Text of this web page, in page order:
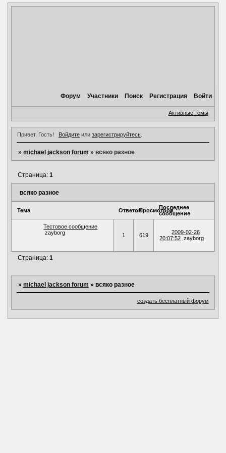
Форум Участники Поиск Регистрация Войти
Активные темы
Привет, Гость! Войдитеили зарегистрируйтесь.
» michael jackson forum » всяко разное
всяко разное
Страница: 1
Тема ОтветовПросмотровПоследнее
сообщение
Тестовое сообщение
zayborg
1 619
2009-02-26
20:07:52 zayborg
Страница: 1
» michael jackson forum » всяко разное
создать бесплатный форум